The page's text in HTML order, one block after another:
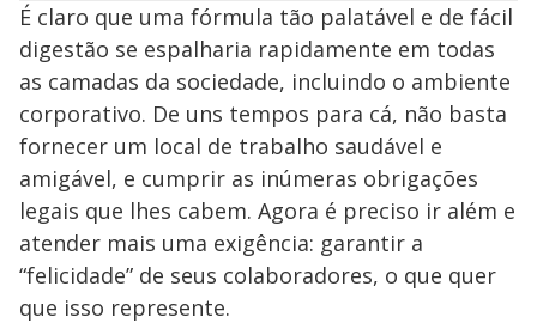
É claro que uma fórmula tão palatável e de fácil
digestão se espalharia rapidamente em todas
as camadas da sociedade, incluindo o ambiente
corporativo. De uns tempos para cá, não basta
fornecer um local de trabalho saudável e
amigável, e cumprir as inúmeras obrigações
legais que lhes cabem. Agora é preciso ir além e
atender mais uma exigência: garantir a
“felicidade” de seus colaboradores, o que quer
que isso represente.